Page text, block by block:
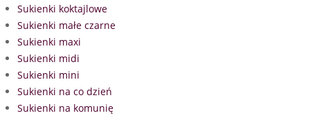
Sukienki koktajlowe
Sukienki małe czarne
Sukienki maxi
Sukienki midi
Sukienki mini
Sukienki na co dzień
Sukienki na komunię